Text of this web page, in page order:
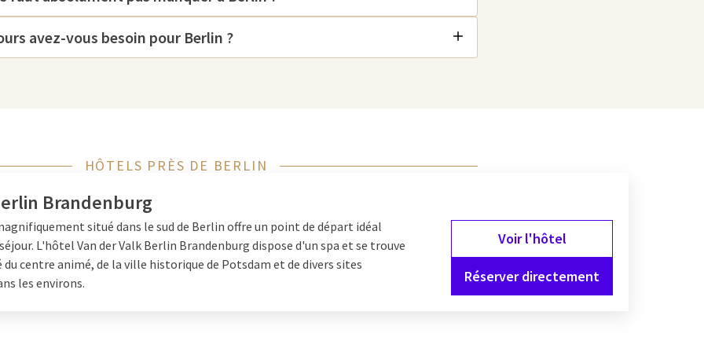
non seulement une icône
qui sert également de cadre
Brandebourg, symbole de
souhaitiez découvrir
ville, les hôtels ont tendance à
avez-vous besoin pour Berlin ?
HÔTELS PRÈS DE BERLIN
Brandenburg
situé dans le sud de Berlin offre un point de départ idéal
L'hôtel Van der Valk Berlin Brandenburg dispose d'un spa et se trouve
centre animé, de la ville historique de Potsdam et de divers sites
les environs.
Voir l'hôtel
Réserver directement